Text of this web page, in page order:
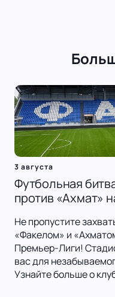
3 августа
Футбольная
против «Ахмат»
Не пропустите
«Факелом» и
Премьер-Лиги!
вас для
Узнайте больше о